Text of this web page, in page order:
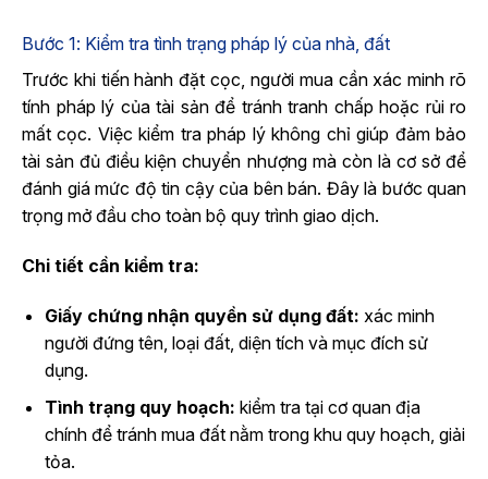
Bước 1: Kiểm tra tình trạng pháp lý của nhà, đất
Trước khi tiến hành đặt cọc, người mua cần xác minh rõ
tính pháp lý của tài sản để tránh tranh chấp hoặc rủi ro
mất cọc. Việc kiểm tra pháp lý không chỉ giúp đảm bảo
tài sản đủ điều kiện chuyển nhượng mà còn là cơ sở để
đánh giá mức độ tin cậy của bên bán. Đây là bước quan
trọng mở đầu cho toàn bộ quy trình giao dịch.
Chi tiết cần kiểm tra:
Giấy chứng nhận quyền sử dụng đất: xác minh
người đứng tên, loại đất, diện tích và mục đích sử
dụng.
Tình trạng quy hoạch: kiểm tra tại cơ quan địa
chính để tránh mua đất nằm trong khu quy hoạch, giải
tỏa.